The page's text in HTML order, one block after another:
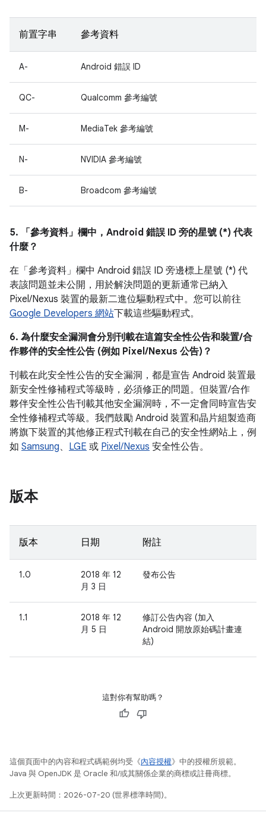
前置字串 參考資料
A- Android 錯誤 ID
QC- Qualcomm 參考編號
M- MediaTek 參考編號
N- NVIDIA 參考編號
B- Broadcom 參考編號
5. 「參考資料」 欄中，Android 錯誤 ID 旁的星號 (*) 代表
什麼？
在「參考資料」 欄中 Android 錯誤 ID 旁邊標上星號 (*) 代
表該問題並未公開，用於解決問題的更新通常已納入
Pixel/Nexus 裝置的最新二進位驅動程式中。您可以前往
Google Developers 網站下載這些驅動程式。
6. 為什麼安全漏洞會分別刊載在這篇安全性公告和裝置/合
作夥伴的安全性公告 (例如 Pixel/Nexus 公告)？
刊載在此安全性公告的安全漏洞，都是宣告 Android 裝置最
新安全性修補程式等級時，必須修正的問題。但裝置/合作
夥伴安全性公告刊載其他安全漏洞時，不一定會同時宣告安
全性修補程式等級。我們鼓勵 Android 裝置和晶片組製造商
將旗下裝置的其他修正程式刊載在自己的安全性網站上，例
如 Samsung、 LGE 或 Pixel/Nexus 安全性公告。
版本
版本 日期 附註
1.0
2018 年 12
月 3 日
發布公告
1.1
2018 年 12
月 5 日
修訂公告內容 (加入
Android 開放原始碼計畫連
結)
這對你有幫助嗎？
這個頁面中的內容和程式碼範例均受《內容授權》中的授權所規範。
Java 與 OpenJDK 是 Oracle 和/或其關係企業的商標或註冊商標。
上次更新時間：2026-07-20 (世界標準時間)。